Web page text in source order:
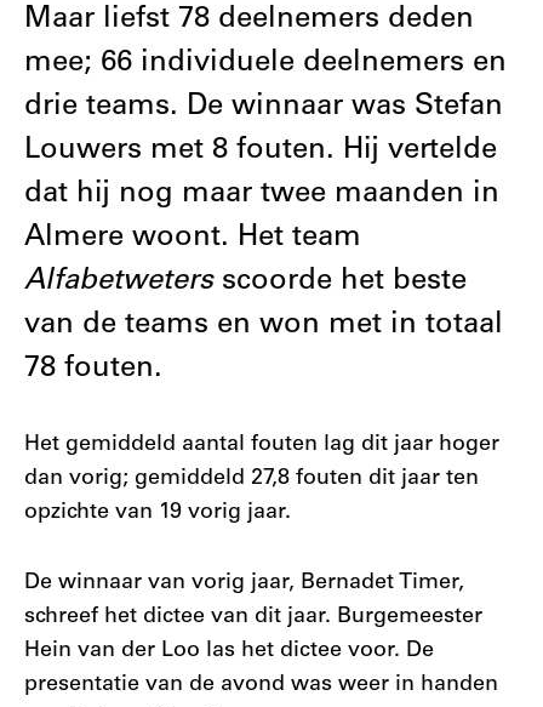
Maar liefst 78 deelnemers deden
mee; 66 individuele deelnemers en
drie teams. De winnaar was Stefan
Louwers met 8 fouten. Hij vertelde
dat hij nog maar twee maanden in
Almere woont. Het team
Alfabetwetersscoorde het beste
van de teams en won met in totaal
78 fouten.
Het gemiddeld aantal fouten lag dit jaar hoger
dan vorig; gemiddeld 27,8 fouten dit jaar ten
opzichte van 19 vorig jaar.
De winnaar van vorig jaar, Bernadet Timer,
schreef het dictee van dit jaar. Burgemeester
Hein van der Loo las het dictee voor. De
presentatie van de avond was weer in handen